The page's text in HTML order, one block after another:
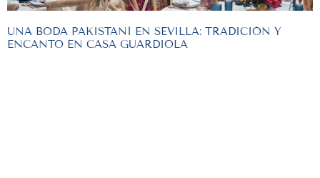
UNA BODA PAKISTANÍ EN SEVILLA: TRADICIÓN Y
ENCANTO EN CASA GUARDIOLA